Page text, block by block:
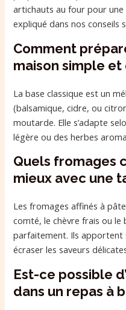
artichauts au four pour
expliqué dans nos conseils
Comment
maison simple et
La base classique est un
(balsamique, cidre, ou
moutarde. Elle s’adapte
légère ou des herbes
Quels fromages
mieux avec une
Les fromages affinés à
comté, le chèvre frais ou le
parfaitement. Ils apportent
écraser les saveurs
Est-ce possible
dans un repas à